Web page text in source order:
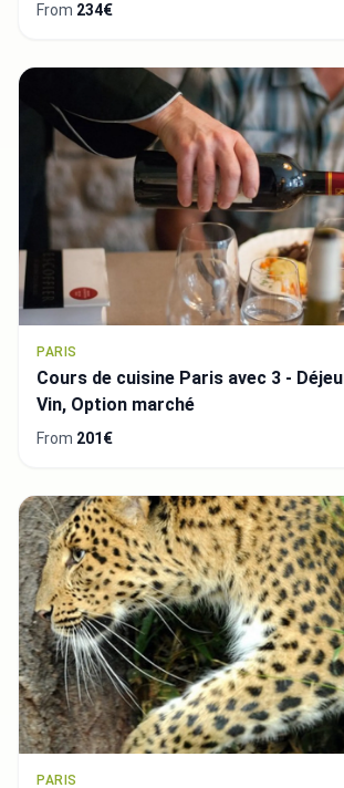
From 234€
PARIS
Cours de cuisine Paris avec 3 -
Vin, Option marché
From 201€
PARIS